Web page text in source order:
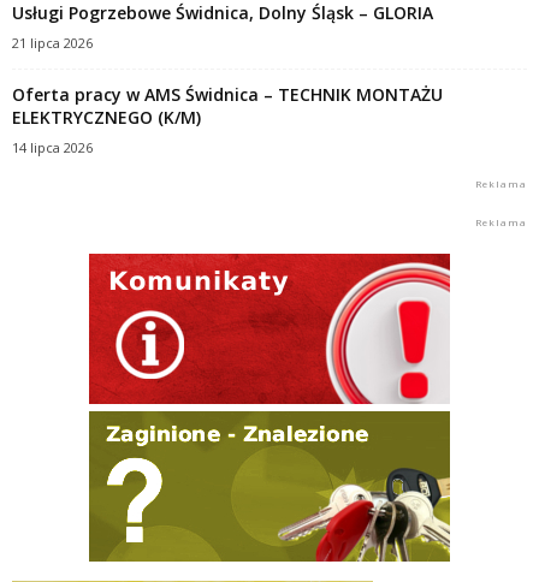
Usługi Pogrzebowe Świdnica, Dolny Śląsk – GLORIA
21 lipca 2026
Oferta pracy w AMS Świdnica – TECHNIK MONTAŻU
ELEKTRYCZNEGO (K/M)
14 lipca 2026